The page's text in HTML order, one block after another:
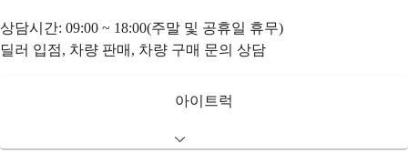
상담시간: 09:00 ~ 18:00(주말 및 공휴일 휴무)
딜러 입점, 차량 판매, 차량 구매 문의 상담
아이트럭